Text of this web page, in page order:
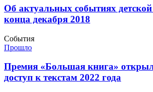
​​Об актуальных событиях
конца декабря 2018
События
Прошло
​Премия «Большая книга»
доступ к текстам 2022 года